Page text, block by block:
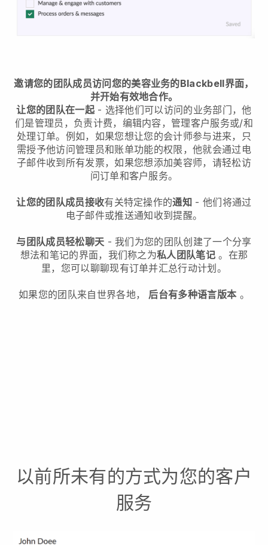
邀请您的团队成员访问您的美容业务的Blackbell界面，
并开始有效地合作。
让您的团队在一起- 选择他们可以访问的业务部门，他
们是管理员，负责计费，编辑内容，管理客户服务或/和
处理订单。例如，如果您想让您的会计师参与进来，只
需授予他访问管理员和账单功能的权限，他就会通过电
子邮件收到所有发票，如果您想添加美容师，请轻松访
问订单和客户服务。
让您的团队成员接收有关特定操作的通知 - 他们将通过
电子邮件或推送通知收到提醒。
与团队成员轻松聊天 - 我们为您的团队创建了一个分享
想法和笔记的界面，我们称之为私人团队笔记 。在那
里，您可以聊聊现有订单并汇总行动计划。
如果您的团队来自世界各地， 后台有多种语言版本 。
以前所未有的方式为您的客户
服务